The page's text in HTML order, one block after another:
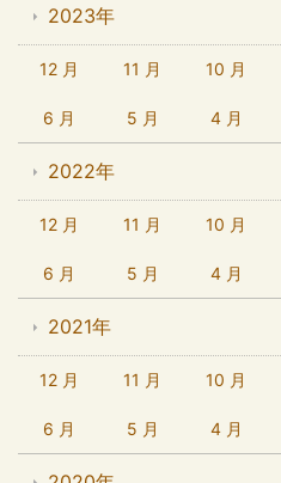
2023年
12 月 11 月 10 月
6 月 5 月 4 月
2022年
12 月 11 月 10 月
6 月 5 月 4 月
2021年
12 月 11 月 10 月
6 月 5 月 4 月